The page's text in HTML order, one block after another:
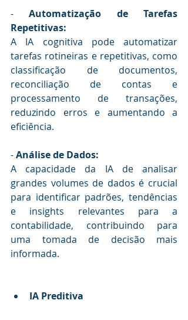
- Automatização de Tarefas
Repetitivas:
A IA cognitiva pode automatizar
tarefas rotineiras e repetitivas, como
classificação de documentos,
reconciliação de contas e
processamento de transações,
reduzindo erros e aumentando a
eficiência.
- Análise de Dados:
A capacidade da IA de analisar
grandes volumes de dados é crucial
para identificar padrões, tendências
e insights relevantes para a
contabilidade, contribuindo para
uma tomada de decisão mais
informada.
IA Preditiva